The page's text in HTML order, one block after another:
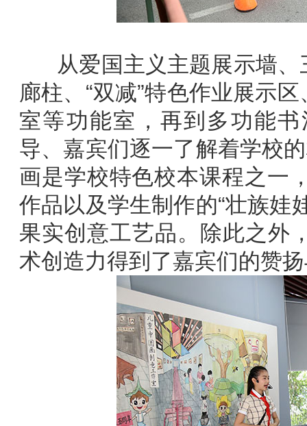
从爱国主义主题展示墙、
廊柱、“双减”特色作业展示
室等功能室，再到多功能
导、嘉宾们逐一了解着学校
画是学校特色校本课程之一
作品以及学生制作的“壮族娃
果实创意工艺品。除此之外
术创造力得到了嘉宾们的赞